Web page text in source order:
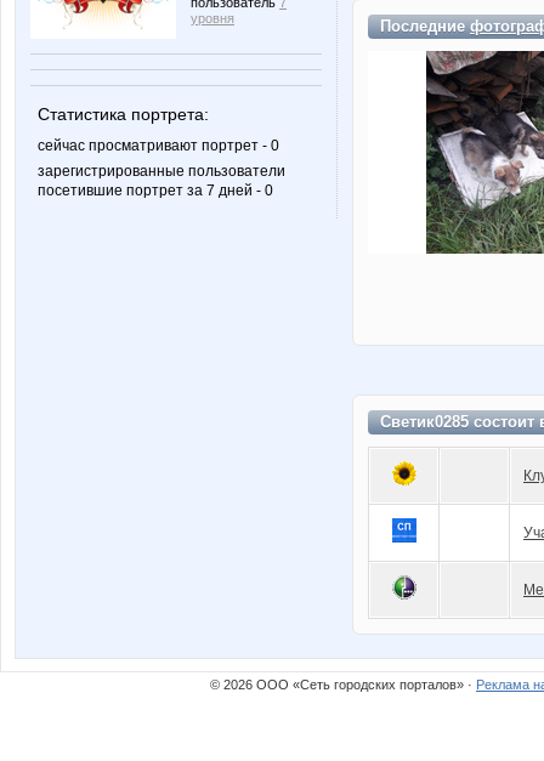
уровня
Статистика портрета:
сейчас просматривают портрет - 0
зарегистрированные пользователи
посетившие портрет за 7 дней - 0
Последние
Светик0285 состоит
© 2026 ООО «Сеть городских порталов» · Реклама